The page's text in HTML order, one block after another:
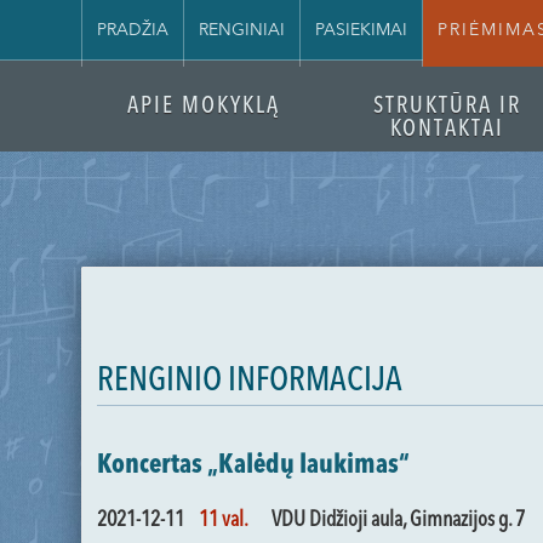
PRADŽIA RENGINIAI PASIEKIMAI
APIE MOKYKLĄ
STRUKTŪRA IR
KONTAKTAI
RENGINIO INFORMACIJA
Koncertas „Kalėdų laukimas“
2021-12-11 11 val. VDU Didžioji aula, Gimnazijos g. 7